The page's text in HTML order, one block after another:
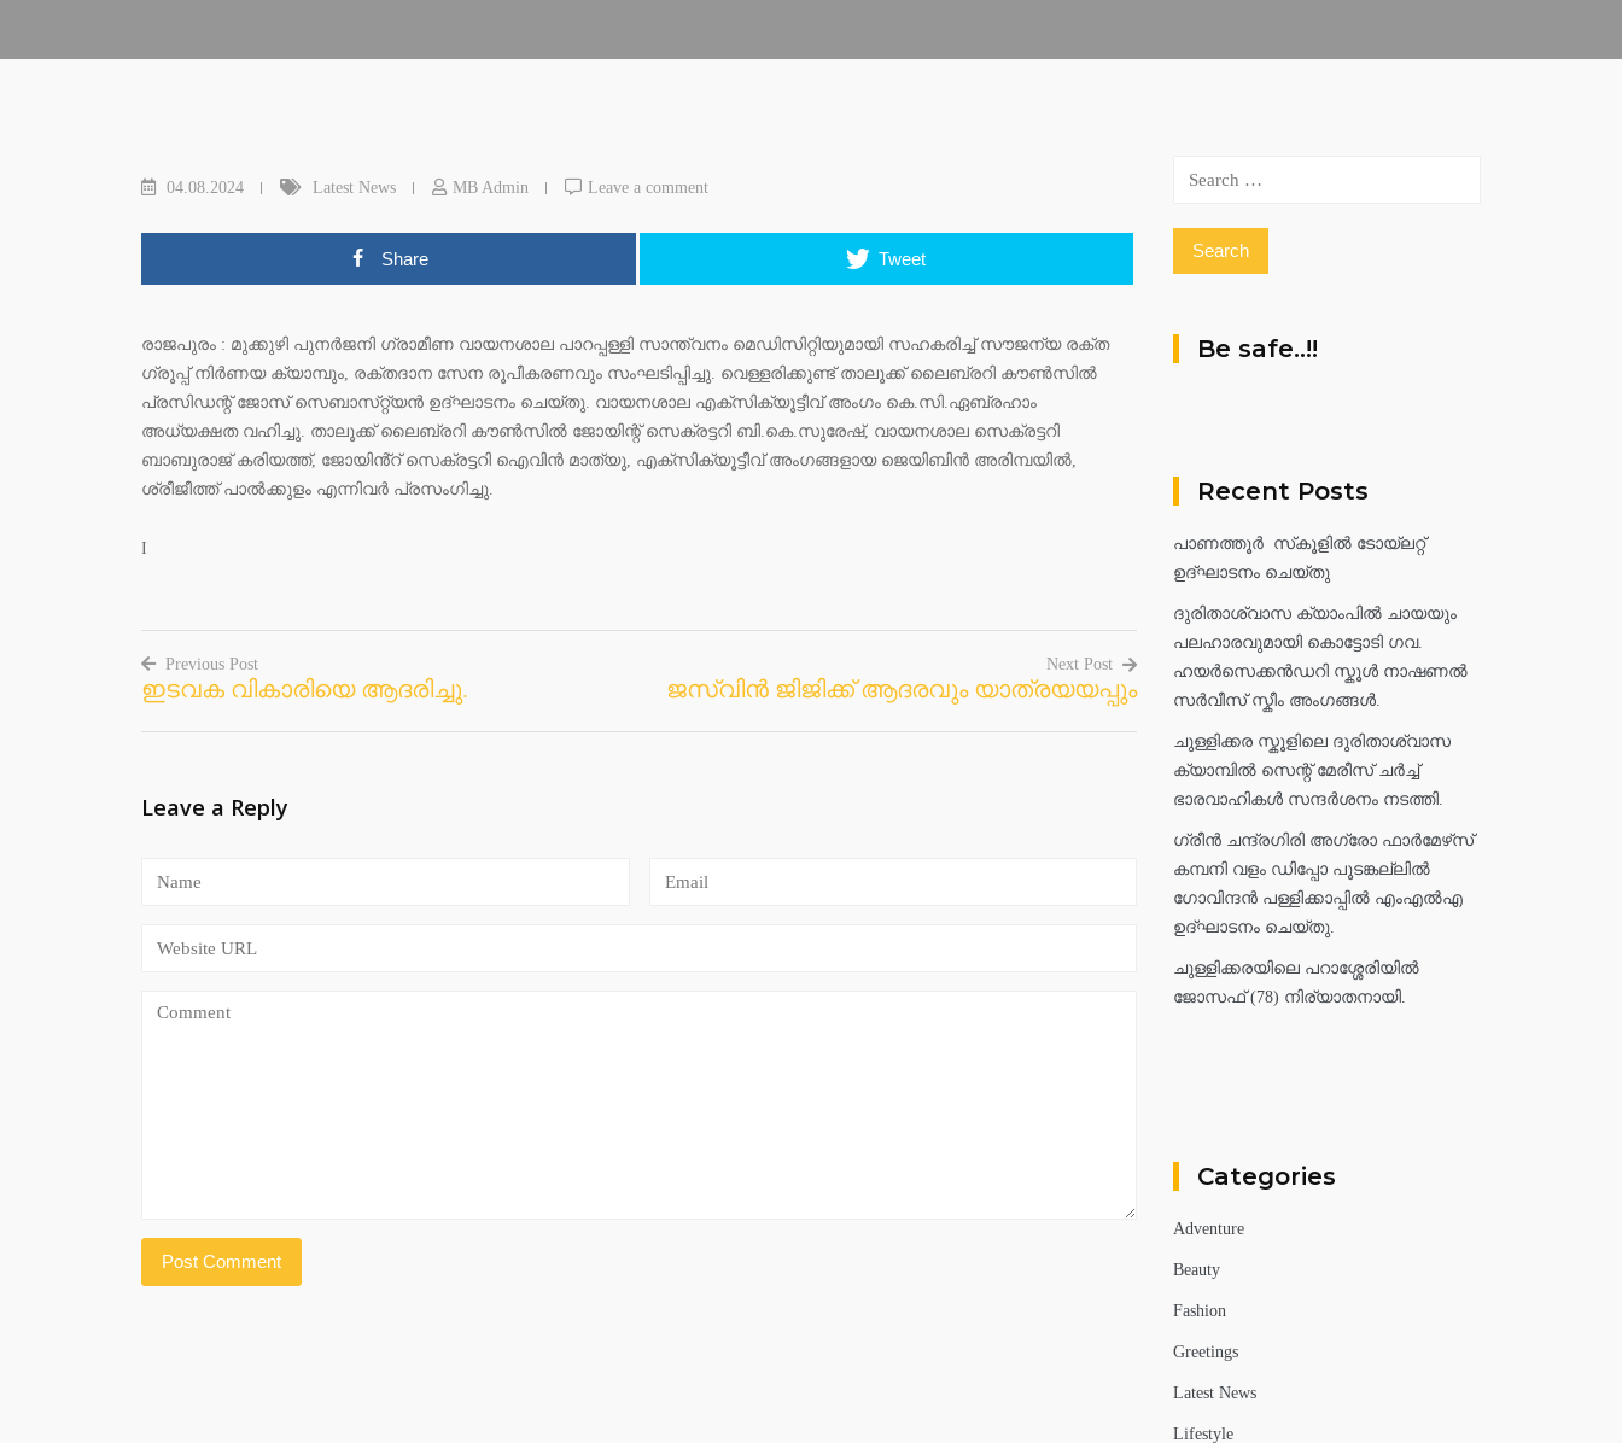
04.08.2024 Latest News MB Admin Leave a comment
Share Tweet
രാജപുരം : മുക്കുഴി പുനർജനി ഗ്രാമീണ വായനശാല പാറപ്പള്ളി സാന്ത്വനം മെഡിസിറ്റിയുമായി സഹകരിച്ച് സൗജന്യ രക്‌ത
ഗ്രൂപ്പ് നിർണയ ക്യാമ്പും, രക്ത‌ദാന സേന രൂപീകരണവും സംഘടിപ്പിച്ചു. വെള്ളരിക്കുണ്ട് താലൂക്ക് ലൈബ്രറി കൗൺസിൽ
പ്രസിഡന്റ് ജോസ് സെബാസ്‌റ്റ്യൻ ഉദ്ഘാടനം ചെയ്തു‌. വായനശാല എക്സിക്യൂട്ടീവ് അംഗം കെ.സി.ഏബ്രഹാം
അധ്യക്ഷത വഹിച്ചു. താലൂക്ക് ലൈബ്രറി കൗൺസിൽ ജോയിന്റ് സെക്രട്ടറി ബി.കെ.സുരേഷ്, വായനശാല സെക്രട്ടറി
ബാബുരാജ് കരിയത്ത്, ജോയിൻ്റ് സെക്രട്ടറി ഐവിൻ മാത്യു, എക്സിക്യൂട്ടീവ് അംഗങ്ങളായ ജെയിബിൻ അരിമ്പയിൽ,
ശ്രീജീത്ത് പാൽക്കുളം എന്നിവർ പ്രസംഗിച്ചു.
I
Post
navigation
Previous Post
ഇടവക വികാരിയെ ആദരിച്ചു.
Next Post
ജസ്വിൻ ജിജിക്ക് ആദരവും യാത്രയയപ്പും
Leave a Reply
Be safe..!!
Recent Posts
പാണത്തൂർ സ്‌കൂളിൽ ടോയ്ലറ്റ്
ഉദ്ഘാടനം ചെയ്തു
ദുരിതാശ്വാസ ക്യാംപിൽ ചായയും
പലഹാരവുമായി കൊട്ടോടി ഗവ.
ഹയർസെക്കൻഡറി സ്കൂൾ നാഷണൽ
സർവീസ് സ്കീം അംഗങ്ങൾ.
ചുള്ളിക്കര സ്കൂളിലെ ദുരിതാശ്വാസ
ക്യാമ്പിൽ സെന്റ് മേരീസ് ചർച്ച്
ഭാരവാഹികൾ സന്ദർശനം നടത്തി.
ഗ്രീൻ ചന്ദ്രഗിരി അഗ്രോ ഫാർമേഴ്‌സ്
കമ്പനി വളം ഡിപ്പോ പൂടങ്കല്ലിൽ
ഗോവിന്ദൻ പള്ളിക്കാപ്പിൽ എംഎൽഎ
ഉദ്ഘാടനം ചെയ്തു.
ചുള്ളിക്കരയിലെ പറാശ്ശേരിയിൽ
ജോസഫ് (78) നിര്യാതനായി.
Categories
Adventure
Beauty
Fashion
Greetings
Latest News
Lifestyle